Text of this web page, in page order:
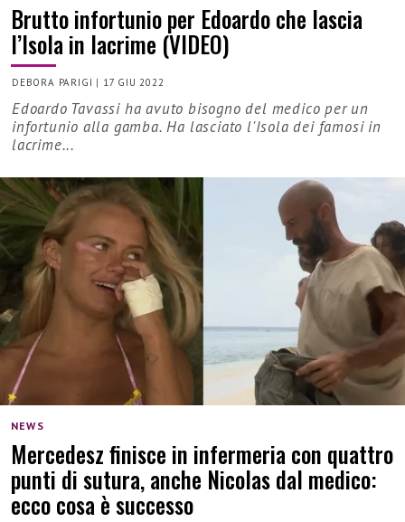
Brutto infortunio per Edoardo che lascia
l’Isola in lacrime (VIDEO)
DEBORA PARIGI | 17 GIU 2022
Edoardo Tavassi ha avuto bisogno del medico per un
infortunio alla gamba. Ha lasciato l'Isola dei famosi in
lacrime...
NEWS
Mercedesz finisce in infermeria con quattro
punti di sutura, anche Nicolas dal medico:
ecco cosa è successo